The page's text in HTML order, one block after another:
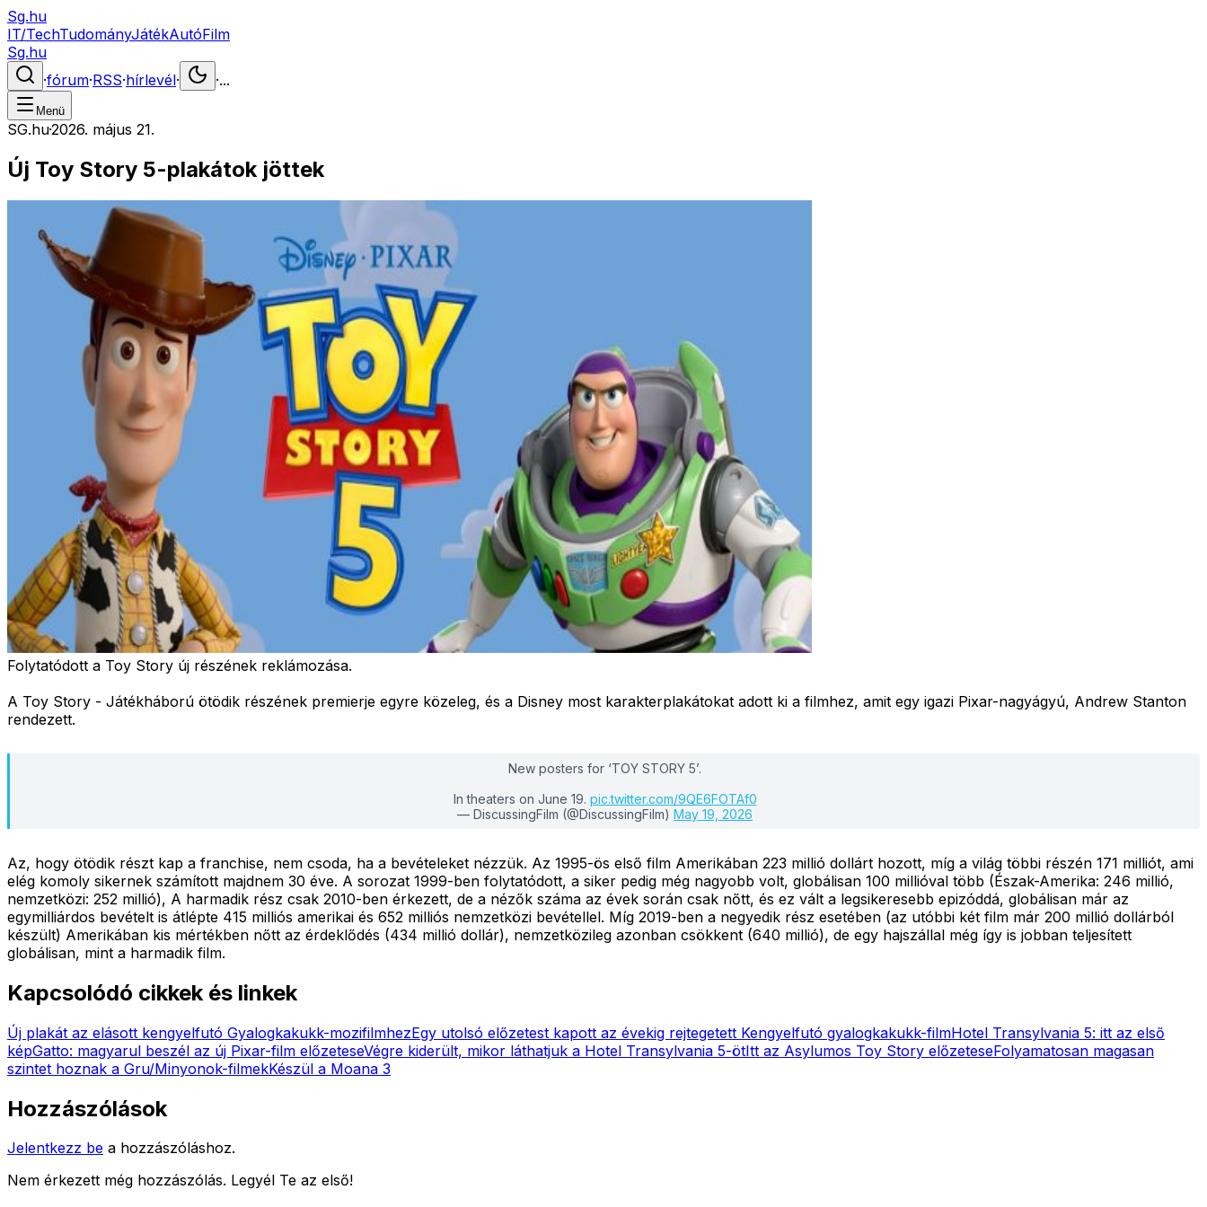
Sg.hu
IT/TechTudományJátékAutóFilm
Sg.hu
·fórum·RSS·hírlevél· ·...
Menü
SG.hu·2026. május 21.
Új Toy Story 5-plakátok jöttek
Folytatódott a Toy Story új részének reklámozása.
A Toy Story - Játékháború ötödik részének premierje egyre közeleg, és a Disney most karakterplakátokat adott ki a filmhez, amit egy igazi Pixar-nagyágyú, Andrew Stanton
rendezett.
New posters for ‘TOY STORY 5’.
In theaters on June 19. pic.twitter.com/9QE6FOTAf0
— DiscussingFilm (@DiscussingFilm) May 19, 2026
Az, hogy ötödik részt kap a franchise, nem csoda, ha a bevételeket nézzük. Az 1995-ös első film Amerikában 223 millió dollárt hozott, míg a világ többi részén 171 milliót, ami
elég komoly sikernek számított majdnem 30 éve. A sorozat 1999-ben folytatódott, a siker pedig még nagyobb volt, globálisan 100 millióval több (Észak-Amerika: 246 millió,
nemzetközi: 252 millió), A harmadik rész csak 2010-ben érkezett, de a nézők száma az évek során csak nőtt, és ez vált a legsikeresebb epizóddá, globálisan már az
egymilliárdos bevételt is átlépte 415 milliós amerikai és 652 milliós nemzetközi bevétellel. Míg 2019-ben a negyedik rész esetében (az utóbbi két film már 200 millió dollárból
készült) Amerikában kis mértékben nőtt az érdeklődés (434 millió dollár), nemzetközileg azonban csökkent (640 millió), de egy hajszállal még így is jobban teljesített
globálisan, mint a harmadik film.
Kapcsolódó cikkek és linkek
Új plakát az elásott kengyelfutó Gyalogkakukk-mozifilmhezEgy utolsó előzetest kapott az évekig rejtegetett Kengyelfutó gyalogkakukk-filmHotel Transylvania 5: itt az első
képGatto: magyarul beszél az új Pixar-film előzeteseVégre kiderült, mikor láthatjuk a Hotel Transylvania 5-ötItt az Asylumos Toy Story előzeteseFolyamatosan magasan
szintet hoznak a Gru/Minyonok-filmekKészül a Moana 3
Hozzászólások
Jelentkezz be a hozzászóláshoz.
Nem érkezett még hozzászólás. Legyél Te az első!